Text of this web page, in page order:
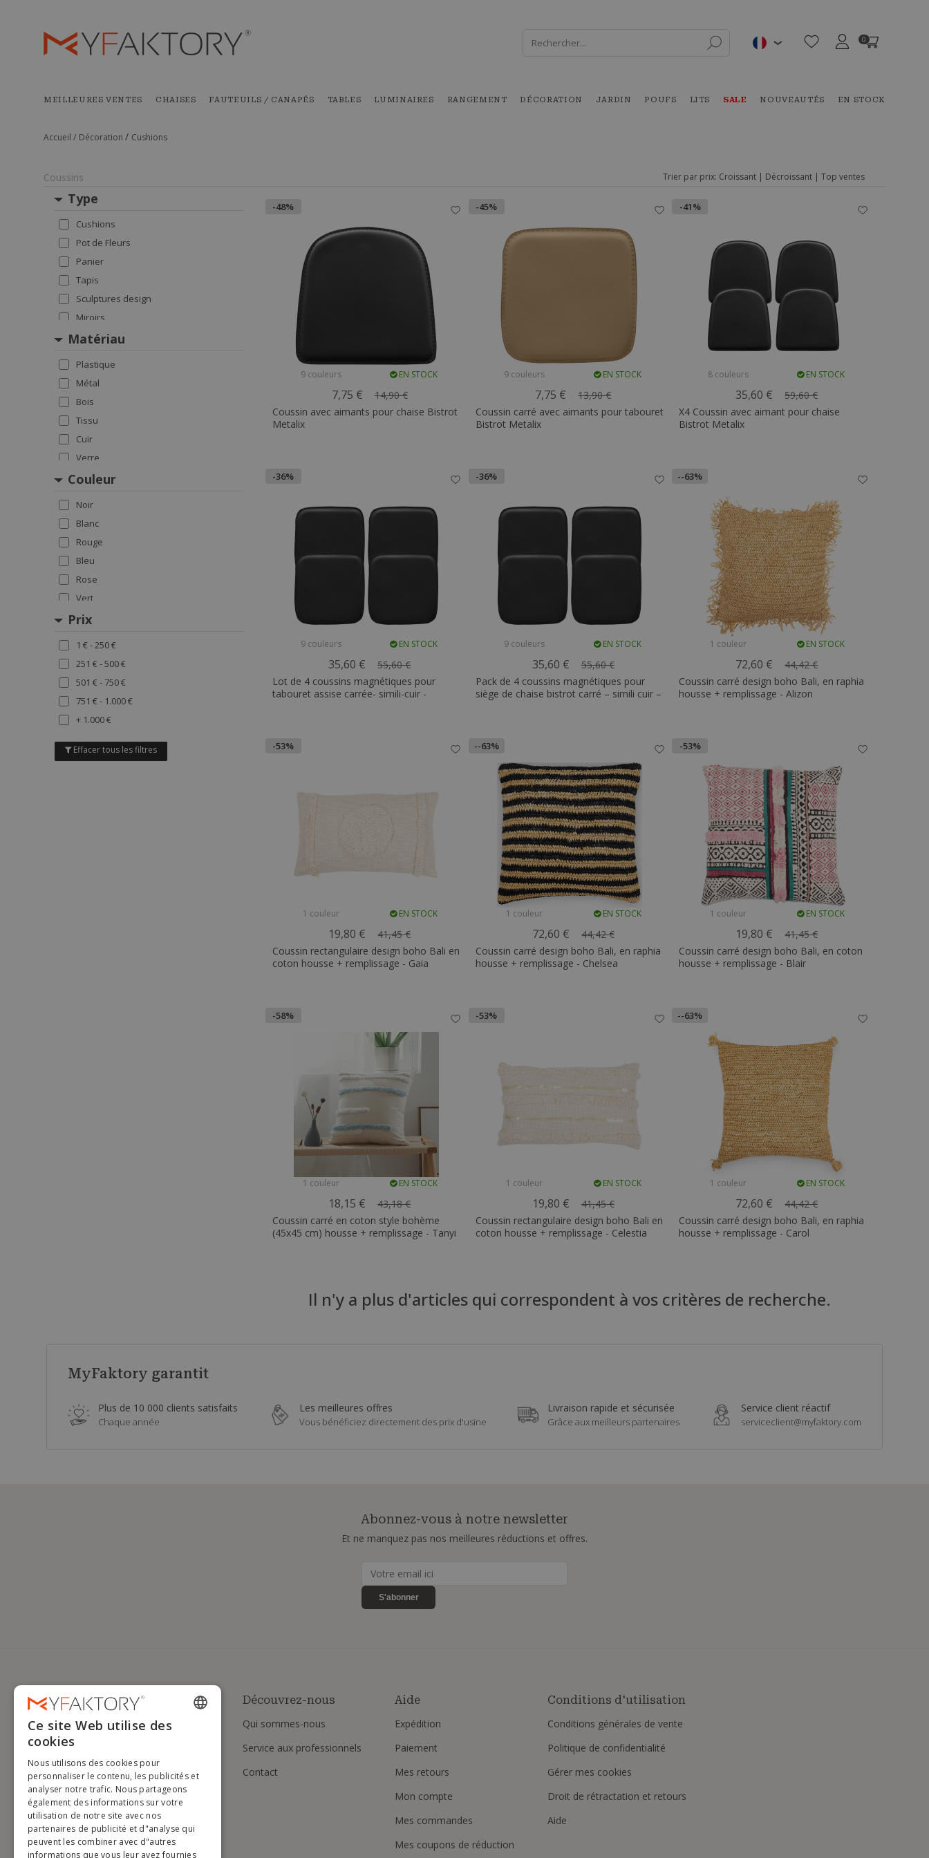
0
MEILLEURES VENTES CHAISES FAUTEUILS / CANAPÉS TABLES LUMINAIRES RANGEMENT DÉCORATION JARDIN POUFS LITS SALE NOUVEAUTÉS EN STOCK
Accueil / Décoration / Cushions
Coussins Trier par prix: Croissant | Décroissant | Top ventes
Type
Cushions
Pot de Fleurs
Panier
Tapis
Sculptures design
Miroirs
Cheminées Design
Matériau
Plastique
Métal
Bois
Tissu
Cuir
Verre
Couleur
Noir
Blanc
Rouge
Bleu
Rose
Vert
Jaune
Prix
1 € - 250 €
251 € - 500 €
501 € - 750 €
751 € - 1.000 €
+ 1.000 €
Effacer tous les filtres
-48%
9 couleurs EN STOCK
7,75 €
14,90 €
Coussin avec aimants pour chaise Bistrot
Metalix
-45%
9 couleurs EN STOCK
7,75 €
13,90 €
Coussin carré avec aimants pour tabouret
Bistrot Metalix
-41%
8 couleurs EN STOCK
35,60 €
59,60 €
X4 Coussin avec aimant pour chaise
Bistrot Metalix
-36%
9 couleurs EN STOCK
35,60 €
55,60 €
Lot de 4 coussins magnétiques pour
tabouret assise carrée- simili-cuir -
-36%
9 couleurs EN STOCK
35,60 €
55,60 €
Pack de 4 coussins magnétiques pour
siège de chaise bistrot carré – simili cuir –
--63%
1 couleur EN STOCK
72,60 €
44,42 €
Coussin carré design boho Bali, en raphia
housse + remplissage - Alizon
-53%
1 couleur EN STOCK
19,80 €
41,45 €
Coussin rectangulaire design boho Bali en
coton housse + remplissage - Gaia
--63%
1 couleur EN STOCK
72,60 €
44,42 €
Coussin carré design boho Bali, en raphia
housse + remplissage - Chelsea
-53%
1 couleur EN STOCK
19,80 €
41,45 €
Coussin carré design boho Bali, en coton
housse + remplissage - Blair
-58%
1 couleur EN STOCK
18,15 €
43,18 €
Coussin carré en coton style bohème
(45x45 cm) housse + remplissage - Tanyi
-53%
1 couleur EN STOCK
19,80 €
41,45 €
Coussin rectangulaire design boho Bali en
coton housse + remplissage - Celestia
--63%
1 couleur EN STOCK
72,60 €
44,42 €
Coussin carré design boho Bali, en raphia
housse + remplissage - Carol
Il n'y a plus d'articles qui correspondent à vos critères de recherche.
MyFaktory garantit
Plus de 10 000 clients satisfaits
Chaque année
Les meilleures offres
Vous bénéficiez directement des prix d'usine
Livraison rapide et sécurisée
Grâce aux meilleurs partenaires
Service client réactif
serviceclient@myfaktory.com
Abonnez-vous à notre newsletter
Et ne manquez pas nos meilleures réductions et offres.
S'abonner
Découvrez-nous
Qui sommes-nous
Service aux professionnels
Contact
Aide
Expédition
Paiement
Mes retours
Mon compte
Mes commandes
Mes coupons de réduction
Conditions d'utilisation
Conditions générales de vente
Politique de confidentialité
Gérer mes cookies
Droit de rétractation et retours
Aide
ENGLISH
DUTCH
GERMAN
PORTUGUESE
Ce site Web utilise des
cookies
Nous utilisons des cookies pour
personnaliser le contenu, les publicités et
analyser notre trafic. Nous partageons
également des informations sur votre
utilisation de notre site avec nos
partenaires de publicité et d"analyse qui
peuvent les combiner avec d"autres
informations que vous leur avez fournies